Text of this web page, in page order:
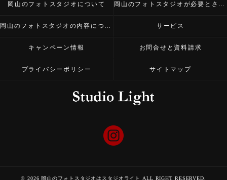
岡山のフォトスタジオについて 岡山のフォトスタジオが必要とされる理由
岡山のフォトスタジオの内容について サービス
キャンペーン情報 お問合せと資料請求
プライバシーポリシー サイトマップ
© 2026 岡山のフォトスタジオはスタジオライト ALL RIGHT RESERVED.